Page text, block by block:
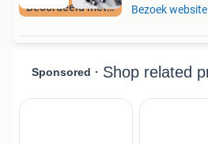
Beoordeeld met 9+ Bezoek website